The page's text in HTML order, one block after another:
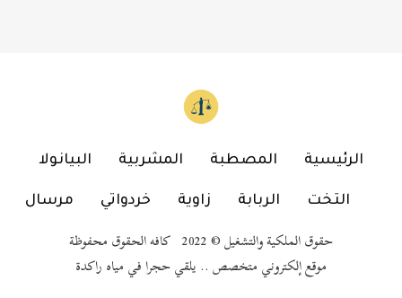
الرئيسية المصطبة المشربية البيانولا
التخت الربابة زاوية خردواتي مرسال
حقوق الملكية والتشغيل © 2022 كافه الحقوق محفوظة
موقع إلكتروني متخصص .. يلقي حجرا في مياه راكدة